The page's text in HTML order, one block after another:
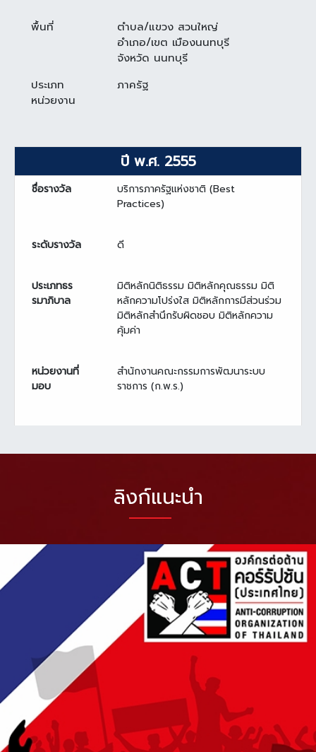
พื้นที่
ตำบล/แขวง สวนใหญ่
อำเภอ/เขต เมืองนนทบุรี
จังหวัด นนทบุรี
ประเภท
หน่วยงาน
ภาครัฐ
ปี พ.ศ. 2555
ชื่อรางวัล
บริการภาครัฐแห่งชาติ (Best
Practices)
ระดับรางวัล ดี
ประเภทธร
รมาภิบาล
มิติหลักนิติธรรม มิติหลักคุณธรรม มิติ
หลักความโปร่งใส มิติหลักการมีส่วนร่วม
มิติหลักสำนึกรับผิดชอบ มิติหลักความ
คุ้มค่า
หน่วยงานที่
มอบ
สำนักงานคณะกรรมการพัฒนาระบบ
ราชการ (ก.พ.ร.)
ลิงก์แนะนำ